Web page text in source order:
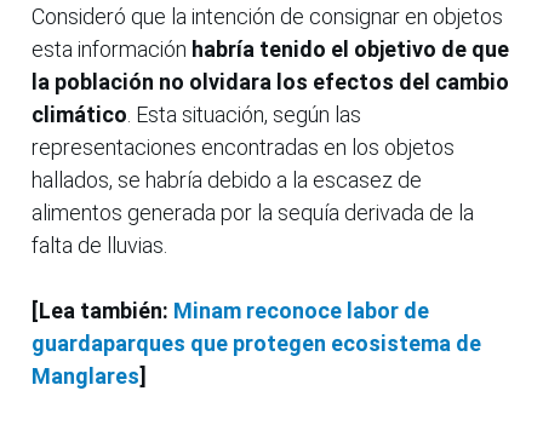
Consideró que la intención de consignar en objetos
esta información habría tenido el objetivo de que
la población no olvidara los efectos del cambio
climático. Esta situación, según las
representaciones encontradas en los objetos
hallados, se habría debido a la escasez de
alimentos generada por la sequía derivada de la
falta de lluvias.
[Lea también: Minam reconoce labor de
guardaparques que protegen ecosistema de
Manglares]